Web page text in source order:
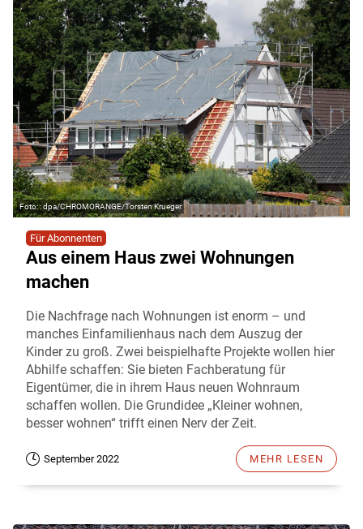
: dpa/CHROMORANGE/Torsten Krueger
Für Abonnenten
Aus einem Haus zwei Wohnungen
machen
Die Nachfrage nach Wohnungen ist enorm – und
manches Einfamilienhaus nach dem Auszug der
Kinder zu groß. Zwei beispielhafte Projekte wollen hier
Abhilfe schaffen: Sie bieten Fachberatung für
Eigentümer, die in ihrem Haus neuen Wohnraum
schaffen wollen. Die Grundidee „Kleiner wohnen,
besser wohnen“ trifft einen Nerv der Zeit.
September 2022 MEHR LESEN